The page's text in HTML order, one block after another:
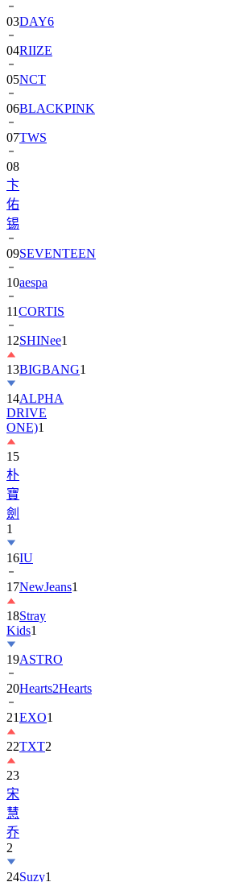
03DAY6
04RIIZE
05NCT
06BLACKPINK
07TWS
08
卞
佑
锡
09SEVENTEEN
10aespa
11CORTIS
12SHINee1
13BIGBANG1
14ALPHA
DRIVE
ONE)1
15
朴
寶
劍
1
16IU
17NewJeans1
18Stray
Kids1
19ASTRO
20Hearts2Hearts
21EXO1
22TXT2
23
宋
慧
乔
2
24Suzy1